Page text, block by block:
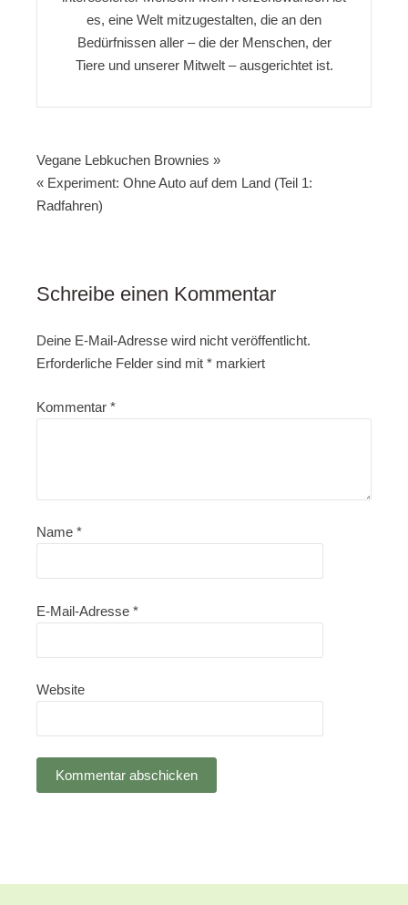
es, eine Welt mitzugestalten, die an den
Bedürfnissen aller – die der Menschen, der
Tiere und unserer Mitwelt – ausgerichtet ist.
Beitragsnavigation
Vegane Lebkuchen Brownies »
« Experiment: Ohne Auto auf dem Land (Teil 1:
Radfahren)
Schreibe einen Kommentar
Deine E-Mail-Adresse wird nicht veröffentlicht.
Erforderliche Felder sind mit * markiert
Kommentar *
Name *
E-Mail-Adresse *
Website